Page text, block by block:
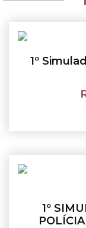
1º
1º